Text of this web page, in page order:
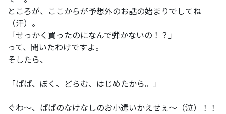
ところが、ここからが予想外のお話の始まりでしてね
（汗）。
「せっかく買ったのになんで弾かないの！？」
って、聞いたわけですよ。
そしたら、
「ぱぱ、ぼく、どらむ、はじめたから。」
ぐわ～、ぱぱのなけなしのお小遣いかえせぇ～（泣）！！